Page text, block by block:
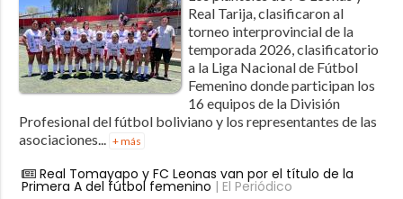
Real Tarija, clasificaron al
torneo interprovincial de la
temporada 2026, clasificatorio
a la Liga Nacional de Fútbol
Femenino donde participan los
16 equipos de la División
Profesional del fútbol boliviano y los representantes de las
asociaciones...
+ más
Real Tomayapo y FC Leonas van por el título de la
Primera A del fútbol femenino | El Periódico